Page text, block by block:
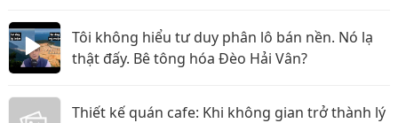
Tôi không hiểu tư duy phân lô bán nền. Nó lạ
thật đấy. Bê tông hóa Đèo Hải Vân?
Thiết kế quán cafe: Khi không gian trở thành lý